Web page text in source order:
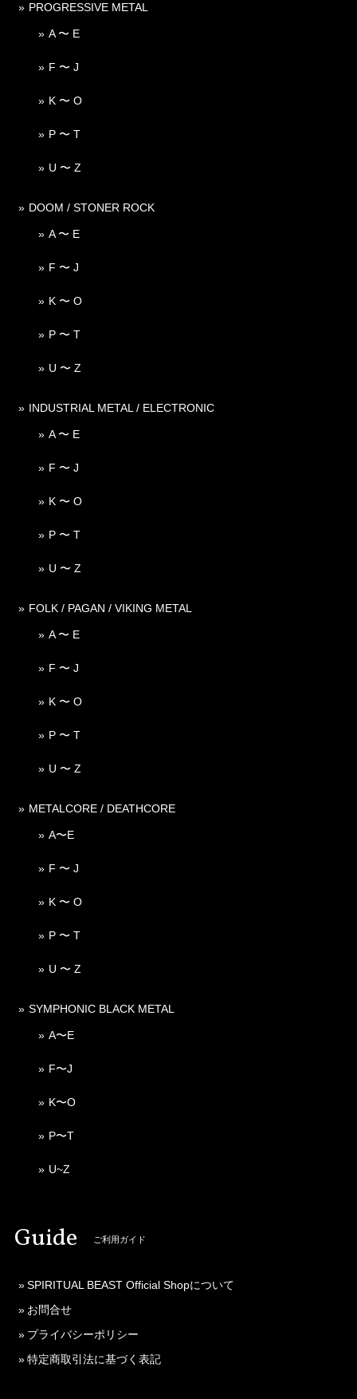
PROGRESSIVE METAL
A 〜 E
F 〜 J
K 〜 O
P 〜 T
U 〜 Z
DOOM / STONER ROCK
A 〜 E
F 〜 J
K 〜 O
P 〜 T
U 〜 Z
INDUSTRIAL METAL / ELECTRONIC
A 〜 E
F 〜 J
K 〜 O
P 〜 T
U 〜 Z
FOLK / PAGAN / VIKING METAL
A 〜 E
F 〜 J
K 〜 O
P 〜 T
U 〜 Z
METALCORE / DEATHCORE
A〜E
F 〜 J
K 〜 O
P 〜 T
U 〜 Z
SYMPHONIC BLACK METAL
A〜E
F〜J
K〜O
P〜T
U~Z
Guide ご利用ガイド
SPIRITUAL BEAST Official Shopについて
お問合せ
プライバシーポリシー
特定商取引法に基づく表記